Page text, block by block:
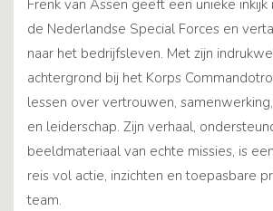
Frenk van Assen geeft een unieke
de Nederlandse Special Forces en
naar het bedrijfsleven. Met zijn
achtergrond bij het Korps
lessen over vertrouwen,
en leiderschap. Zijn verhaal,
beeldmateriaal van echte missies, is
reis vol actie, inzichten en toepasbare
team.